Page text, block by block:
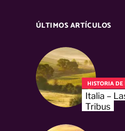
ÚLTIMOS ARTÍCULOS
HISTORIA
Italia –
Tribus